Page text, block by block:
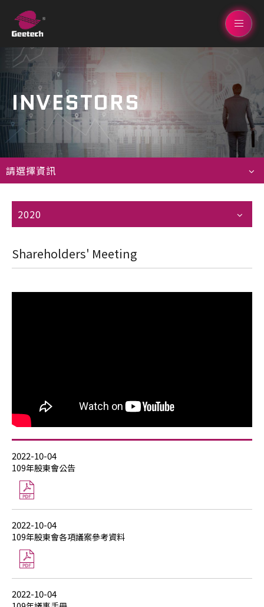
INVESTORS
請選擇資訊
2020
Shareholders' Meeting
2022-10-04
109年股東會公告
2022-10-04
109年股東會各項議案參考資料
2022-10-04